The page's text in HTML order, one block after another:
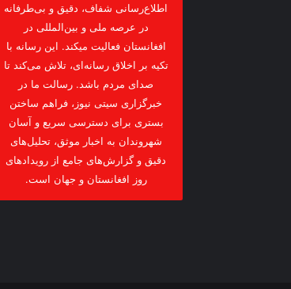
اطلاع‌رسانی شفاف، دقیق و بی‌طرفانه
در عرصه ملی و بین‌المللی در
افغانستان فعالیت میکند. این رسانه با
تکیه بر اخلاق رسانه‌ای، تلاش می‌کند تا
صدای مردم باشد. رسالت ما در
خبرگزاری سیتی نیوز، فراهم ساختن
بستری برای دسترسی سریع و آسان
شهروندان به اخبار موثق، تحلیل‌های
دقیق و گزارش‌های جامع از رویدادهای
روز افغانستان و جهان است.